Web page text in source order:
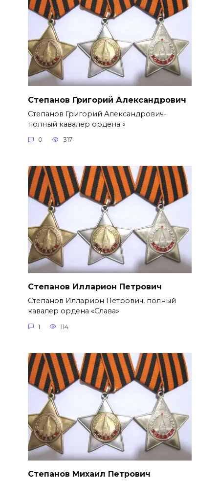
Степанов Григорий Александро­вич
Степанов Григорий Александро­вич-
полный кавалер ордена «
0 317
Степанов Илларион Петрович
Степанов Илларион Петрович, полный
кавалер ордена «Слава»
1 114
Степанов Михаил Петрович